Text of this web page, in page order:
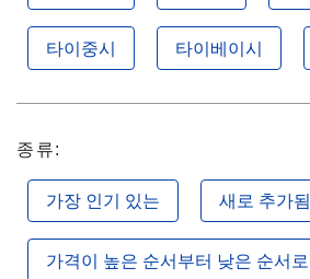
타이중시 타이베이시
종류:
가장 인기 있는 새로 추가됨
가격이 높은 순서부터 낮은 순서로